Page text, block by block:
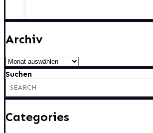
Archiv
Archiv
Suchen
Categories